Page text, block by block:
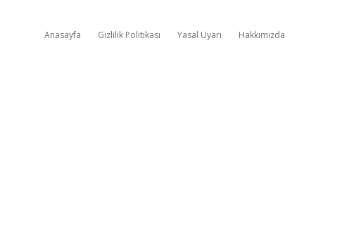
Anasayfa Gizlilik Politikası Yasal Uyarı Hakkımızda